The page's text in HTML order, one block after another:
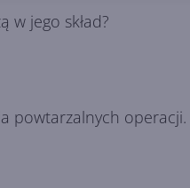
w jego skład?
powtarzalnych operacji.